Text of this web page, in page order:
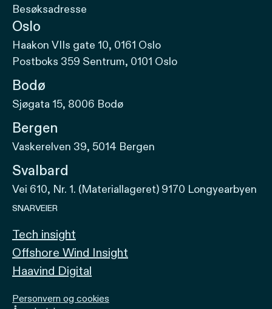
Besøksadresse
Oslo
Haakon VIIs gate 10, 0161 Oslo
Postboks 359 Sentrum, 0101 Oslo
Bodø
Sjøgata 15, 8006 Bodø
Bergen
Vaskerelven 39, 5014 Bergen
Svalbard
Vei 610, Nr. 1. (Materiallageret) 9170 Longyearbyen
SNARVEIER
Tech insight
Offshore Wind Insight
Haavind Digital
Personvern og cookies